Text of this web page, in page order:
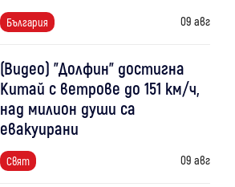
България 09 авг
(Видео) "Долфин" достигна
Китай с ветрове до 151 км/ч,
над милион души са
евакуирани
Свят 09 авг